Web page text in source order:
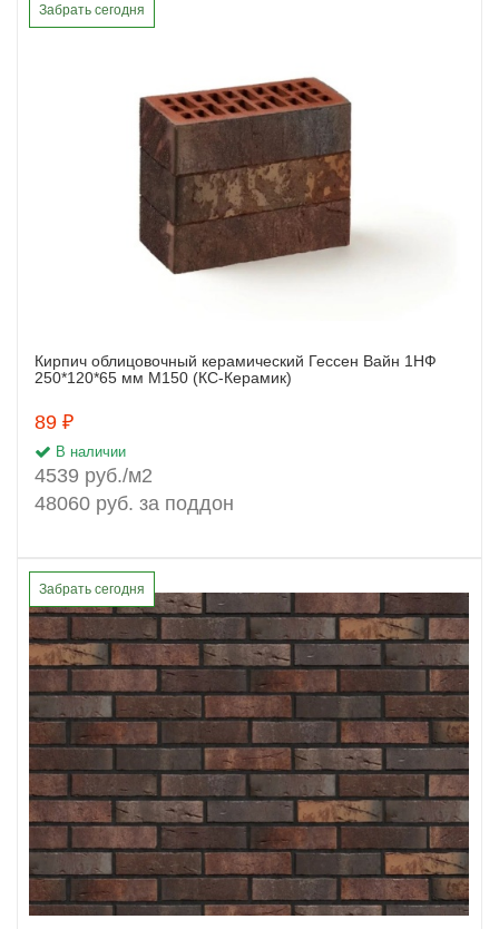
Забрать сегодня
Заказать
Кирпич облицовочный керамический Гессен Вайн 1НФ
250*120*65 мм М150 (КС-Керамик)
89 ₽
В наличии
4539 руб./м2
48060 руб. за поддон
Забрать сегодня